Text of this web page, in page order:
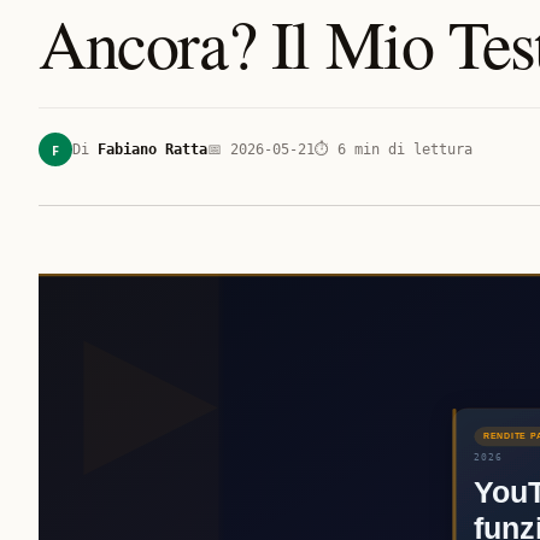
Ancora? Il Mio
F Di Fabiano Ratta📅 2026-05-21⏱ 6 min di lettura